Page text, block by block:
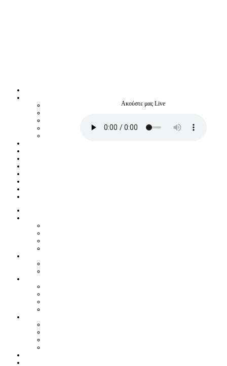
Ακούστε μας Live